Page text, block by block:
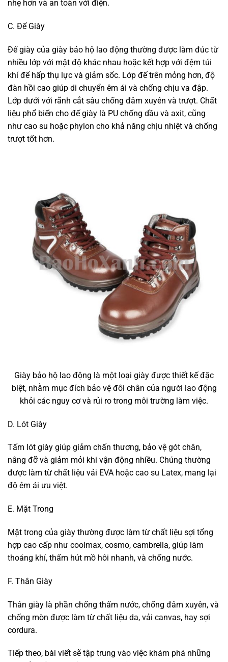
nhẹ hơn và an toàn với điện.
C. Đế Giày
Đế giày của giày bảo hộ lao động thường được làm đúc từ
nhiều lớp với mật độ khác nhau hoặc kết hợp với đệm túi
khí để hấp thụ lực và giảm sốc. Lớp đế trên mỏng hơn, độ
đàn hồi cao giúp di chuyển êm ái và chống chịu va đập.
Lớp dưới với rãnh cắt sâu chống đâm xuyên và trượt. Chất
liệu phổ biến cho đế giày là PU chống dầu và axit, cũng
như cao su hoặc phylon cho khả năng chịu nhiệt và chống
trượt tốt hơn.
Giày bảo hộ lao động là một loại giày được thiết kế đặc
biệt, nhằm mục đích bảo vệ đôi chân của người lao động
khỏi các nguy cơ và rủi ro trong môi trường làm việc.
D. Lót Giày
Tấm lót giày giúp giảm chấn thương, bảo vệ gót chân,
nâng đỡ và giảm mỏi khi vận động nhiều. Chúng thường
được làm từ chất liệu vải EVA hoặc cao su Latex, mang lại
độ êm ái ưu việt.
E. Mặt Trong
Mặt trong của giày thường được làm từ chất liệu sợi tổng
hợp cao cấp như coolmax, cosmo, cambrella, giúp làm
thoáng khí, thấm hút mồ hôi nhanh, và chống nước.
F. Thân Giày
Thân giày là phần chống thấm nước, chống đâm xuyên, và
chống mòn được làm từ chất liệu da, vải canvas, hay sợi
cordura.
Tiếp theo, bài viết sẽ tập trung vào việc khám phá những